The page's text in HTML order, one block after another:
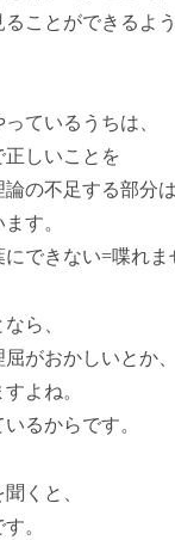
ことができるよ
ているうちは、
正しいことを
の不足する部分は
す。
できない=喋れま
ら、
がおかしいとか、
よね。
るからです。
くと、
。